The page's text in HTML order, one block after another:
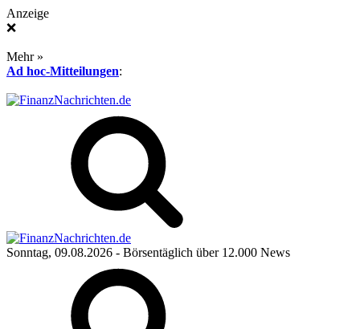
Anzeige
❌
Mehr »
Ad hoc-Mitteilungen:
Sonntag, 09.08.2026 - Börsentäglich über 12.000 News